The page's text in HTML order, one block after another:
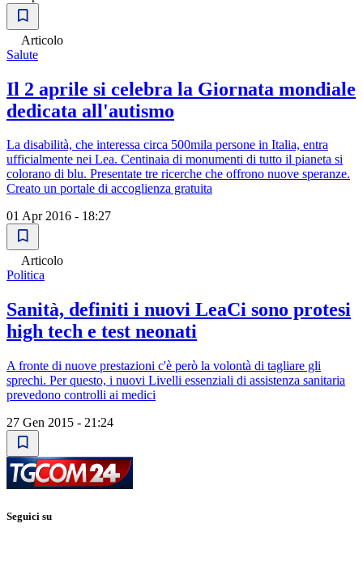
Articolo
Salute
Il 2 aprile si celebra la Giornata mondiale
dedicata all'autismo
La disabilità, che interessa circa 500mila persone in Italia, entra
ufficialmente nei Lea. Centinaia di monumenti di tutto il pianeta si
colorano di blu. Presentate tre ricerche che offrono nuove speranze.
Creato un portale di accoglienza gratuita
01 Apr 2016 - 18:27
Articolo
Politica
Sanità, definiti i nuovi LeaCi sono protesi
high tech e test neonati
A fronte di nuove prestazioni c'è però la volontà di tagliare gli
sprechi. Per questo, i nuovi Livelli essenziali di assistenza sanitaria
prevedono controlli ai medici
27 Gen 2015 - 21:24
Seguici su